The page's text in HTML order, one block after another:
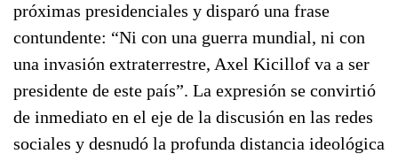
próximas presidenciales y disparó una frase
contundente: “Ni con una guerra mundial, ni con
una invasión extraterrestre, Axel Kicillof va a ser
presidente de este país”. La expresión se convirtió
de inmediato en el eje de la discusión en las redes
sociales y desnudó la profunda distancia ideológica